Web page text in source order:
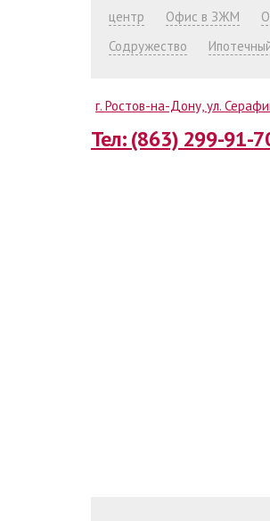
центр
Офис в ЗЖМ
Содружество
г. Ростов-на-Дону, ул.
Тел: (863) 299-91-